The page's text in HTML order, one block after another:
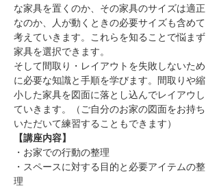
な家具を置くのか、その家具のサイズは適正
なのか、人が動くときの必要サイズも含めて
考えていきます。これらを知ることで悩まず
家具を選択できます。
そして間取り・レイアウトを失敗しないため
に必要な知識と手順を学びます。間取りや縮
小した家具を図面に落とし込んでレイアウし
ていきます。（ご自分のお家の図面をお持ち
いただいて練習することもできます）
【講座内容】
・お家での行動の整理
・スペースに対する目的と必要アイテムの整
理